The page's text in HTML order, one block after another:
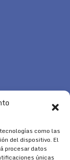
como las
del dispositivo. El
procesar datos
únicas